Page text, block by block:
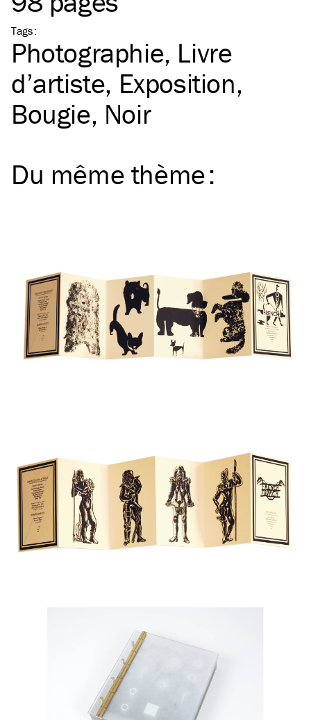
Tags:
Photographie Livre
d’artiste Exposition
Bougie Noir
Du même thème: